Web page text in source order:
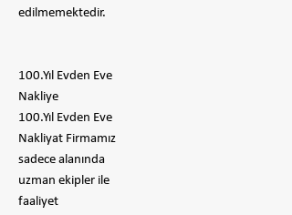
edilmemektedir.
100.Yıl Evden Eve
Nakliye
100.Yıl Evden Eve
Nakliyat Firmamız
sadece alanında
uzman ekipler ile
faaliyet